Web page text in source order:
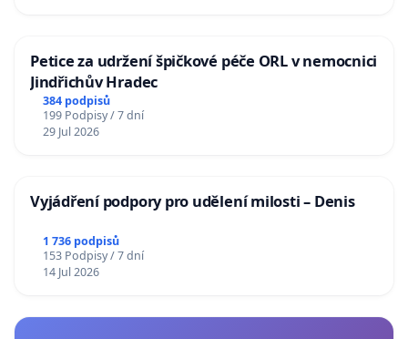
Petice za udržení špičkové péče ORL v nemocnici
Jindřichův Hradec
384 podpisů
199 Podpisy / 7 dní
29 Jul 2026
Vyjádření podpory pro udělení milosti – Denis
1 736 podpisů
153 Podpisy / 7 dní
14 Jul 2026